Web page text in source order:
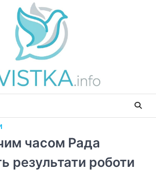
часом Рада
результати роботи